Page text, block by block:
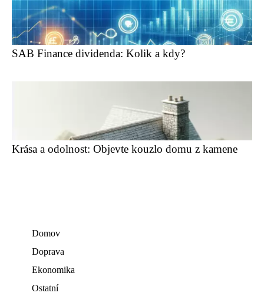
SAB Finance dividenda: Kolik a kdy?
Krása a odolnost: Objevte kouzlo domu z kamene
Domov
Doprava
Ekonomika
Ostatní